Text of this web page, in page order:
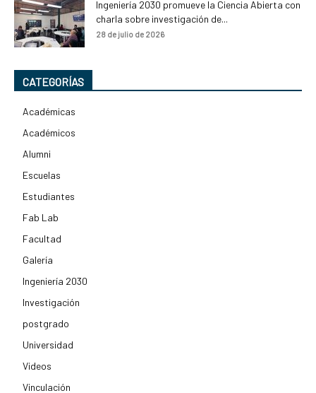
Ingeniería 2030 promueve la Ciencia Abierta con
charla sobre investigación de...
28 de julio de 2026
CATEGORÍAS
Académicas
Académicos
Alumni
Escuelas
Estudiantes
Fab Lab
Facultad
Galería
Ingeniería 2030
Investigación
postgrado
Universidad
Videos
Vinculación